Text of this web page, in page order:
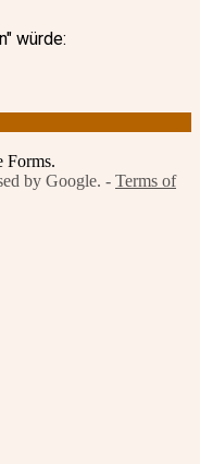
würde:
Forms.
by Google. - Terms of